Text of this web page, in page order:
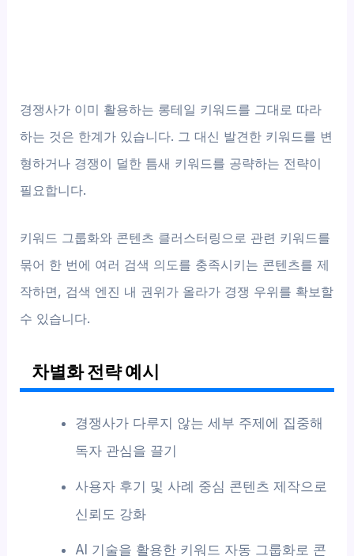
경쟁사가 이미 활용하는 롱테일 키워드를 그대로 따라
하는 것은 한계가 있습니다. 그 대신 발견한 키워드를 변
형하거나 경쟁이 덜한 틈새 키워드를 공략하는 전략이
필요합니다.
키워드 그룹화와 콘텐츠 클러스터링으로 관련 키워드를
묶어 한 번에 여러 검색 의도를 충족시키는 콘텐츠를 제
작하면, 검색 엔진 내 권위가 올라가 경쟁 우위를 확보할
수 있습니다.
차별화 전략 예시
경쟁사가 다루지 않는 세부 주제에 집중해
독자 관심을 끌기
사용자 후기 및 사례 중심 콘텐츠 제작으로
신뢰도 강화
AI 기술을 활용한 키워드 자동 그룹화로 콘